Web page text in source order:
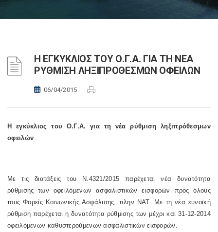
Η ΕΓΚΥΚΛΙΟΣ ΤΟΥ Ο.Γ.Α. ΓΙΑ ΤΗ ΝΕΑ
ΡΥΘΜΙΣΗ ΛΗΞΙΠΡΟΘΕΣΜΩΝ ΟΦΕΙΛΩΝ
06/04/2015
Η εγκύκλιος του Ο.Γ.Α. για τη νέα ρύθμιση ληξιπρόθεσμων
οφειλών
Με τις διατάξεις του Ν.4321/2015 παρέχεται νέα δυνατότητα
ρύθμισης των οφειλόμενων ασφαλιστικών εισφορών προς όλους
τους Φορείς Κοινωνικής Ασφάλισης, πλην ΝΑΤ. Με τη νέα ευνοϊκή
ρύθμιση παρέχεται η δυνατότητα ρύθμισης των μέχρι και 31-12-2014
οφειλόμενων καθυστερούμενων ασφαλιστικών εισφορών.